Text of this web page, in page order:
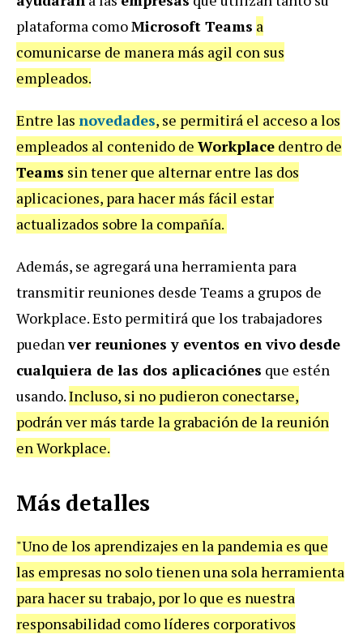
plataforma comoMicrosoft Teams a
comunicarse de manera más agil con sus
empleados.
Entre las novedades, se permitirá el acceso a los
empleados al contenido de Workplace dentro de
Teams sin tener que alternar entre las dos
aplicaciones, para hacer más fácil estar
actualizados sobre la compañía.
Además, se agregará una herramienta para
transmitir reuniones desde Teams a grupos de
Workplace. Esto permitirá que los trabajadores
puedanver reuniones y eventos en vivo desde
cualquiera de las dos aplicaciónes que estén
usando.Incluso, si no pudieron conectarse,
podrán ver más tarde la grabación de la reunión
en Workplace.
Más detalles
"Uno de los aprendizajes en la pandemia es que
las empresas no solo tienen una sola herramienta
para hacer su trabajo, por lo que es nuestra
responsabilidad como líderes corporativos